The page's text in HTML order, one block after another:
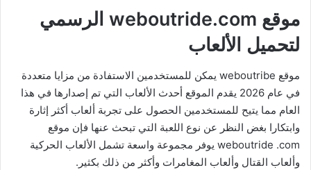
موقع weboutride.com الرسمي
لتحميل الألعاب
موقع weboutribe يمكن للمستخدمين الاستفادة من مزايا متعددة
في عام 2026 يقدم الموقع أحدث الألعاب التي تم إصدارها في هذا
العام مما يتيح للمستخدمين الحصول على تجربة ألعاب أكثر إثارة
وابتكارا بغض النظر عن نوع اللعبة التي تبحث عنها فإن موقع
weboutride .com يوفر مجموعة واسعة تشمل الألعاب الحركية
وألعاب القتال وألعاب المغامرات وأكثر من ذلك بكثير.